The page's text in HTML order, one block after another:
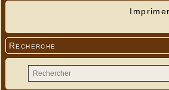
Recherche